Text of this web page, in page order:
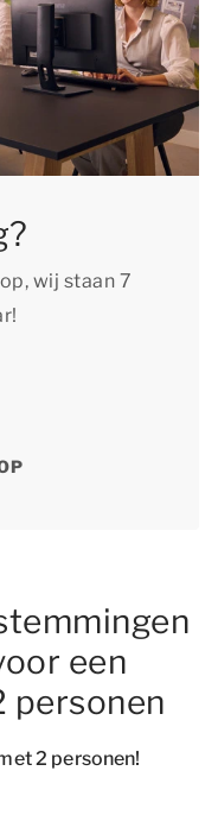
Het brede aanbod
voor onbeperkt
wij staan 7
een
personen
2 personen!